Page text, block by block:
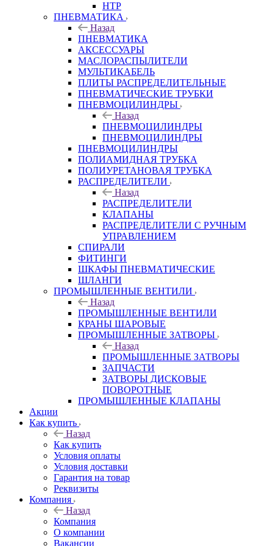
HTP
ПНЕВМАТИКА
Назад
ПНЕВМАТИКА
АКСЕССУАРЫ
МАСЛОРАСПЫЛИТЕЛИ
МУЛЬТИКАБЕЛЬ
ПЛИТЫ РАСПРЕДЕЛИТЕЛЬНЫЕ
ПНЕВМАТИЧЕСКИЕ ТРУБКИ
ПНЕВМОЦИЛИНДРЫ
Назад
ПНЕВМОЦИЛИНДРЫ
ПНЕВМОЦИЛИНДРЫ
ПНЕВМОЦИЛИНДРЫ
ПОЛИАМИДНАЯ ТРУБКА
ПОЛИУРЕТАНОВАЯ ТРУБКА
РАСПРЕДЕЛИТЕЛИ
Назад
РАСПРЕДЕЛИТЕЛИ
КЛАПАНЫ
РАСПРЕДЕЛИТЕЛИ С РУЧНЫМ
УПРАВЛЕНИЕМ
СПИРАЛИ
ФИТИНГИ
ШКАФЫ ПНЕВМАТИЧЕСКИЕ
ШЛАНГИ
ПРОМЫШЛЕННЫЕ ВЕНТИЛИ
Назад
ПРОМЫШЛЕННЫЕ ВЕНТИЛИ
КРАНЫ ШАРОВЫЕ
ПРОМЫШЛЕННЫЕ ЗАТВОРЫ
Назад
ПРОМЫШЛЕННЫЕ ЗАТВОРЫ
ЗАПЧАСТИ
ЗАТВОРЫ ДИСКОВЫЕ
ПОВОРОТНЫЕ
ПРОМЫШЛЕННЫЕ КЛАПАНЫ
Акции
Как купить
Назад
Как купить
Условия оплаты
Условия доставки
Гарантия на товар
Реквизиты
Компания
Назад
Компания
О компании
Вакансии